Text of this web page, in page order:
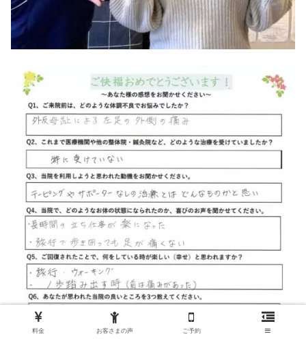
料金 お客さまの声 ご予約